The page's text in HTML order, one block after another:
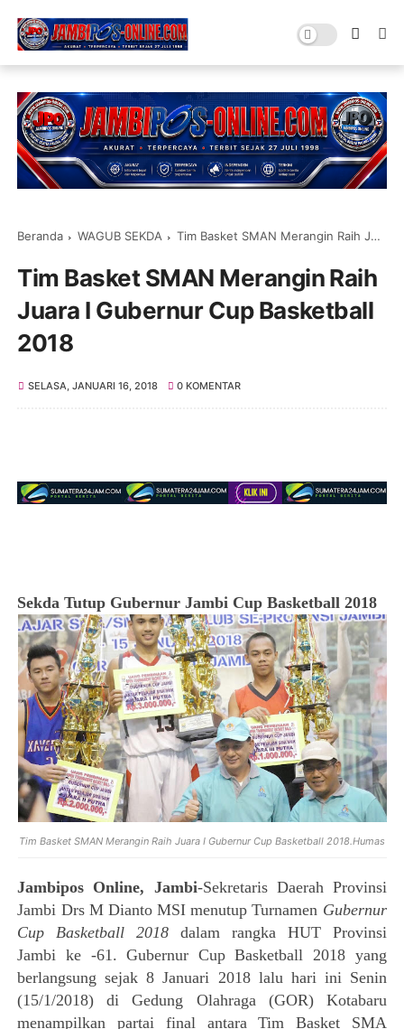
Beranda WAGUB SEKDA Tim Basket SMAN Merangin Raih Juara I Gubernur Cup Basketball 2018
Tim Basket SMAN Merangin Raih
Juara I Gubernur Cup Basketball
2018
SELASA, JANUARI 16, 2018 0 KOMENTAR
Sekda Tutup Gubernur Jambi Cup Basketball 2018
Tim Basket SMAN Merangin Raih Juara I Gubernur Cup Basketball 2018.Humas
Jambipos Online, Jambi-Sekretaris Daerah Provinsi
Jambi Drs M Dianto MSI menutup Turnamen Gubernur
Cup Basketball 2018 dalam rangka HUT Provinsi
Jambi ke -61. Gubernur Cup Basketball 2018 yang
berlangsung sejak 8 Januari 2018 lalu hari ini Senin
(15/1/2018) di Gedung Olahraga (GOR) Kotabaru
menampilkan partai final antara Tim Basket SMA